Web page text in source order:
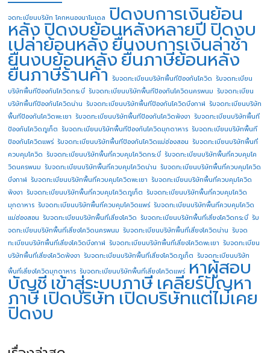
จดทะเบียนบริษัท โคกหนองนาโมเดล ปิดงบการเงินย้อน
หลังปิดงบย้อนหลังหลายปี ปิดงบ
เปล่าย้อนหลังยื่นงบการเงินล่าช้า
ยื่นงบย้อนหลังยื่นภาษีย้อนหลัง
ยื่นภาษีร้านค้า รับจดทะเบียนบริษัทพื้นทีป้องกันโควิด รับจดทะเบียน
บริษัทพื้นทีป้องกันโควิดกระบี่ รับจดทะเบียนบริษัทพื้นทีป้องกันโควิดนครพนม รับจดทะเบียน
บริษัทพื้นทีป้องกันโควิดน่าน รับจดทะเบียนบริษัทพื้นทีป้องกันโควิดบึงกาฬ รับจดทะเบียนบริษัท
พื้นทีป้องกันโควิดพะเยา รับจดทะเบียนบริษัทพื้นทีป้องกันโควิดพังงา รับจดทะเบียนบริษัทพื้นที
ป้องกันโควิดภูเก็ต รับจดทะเบียนบริษัทพื้นทีป้องกันโควิดมุกดาหาร รับจดทะเบียนบริษัทพื้นที
ป้องกันโควิดแพร่ รับจดทะเบียนบริษัทพื้นทีป้องกันโควิดแม่ฮ่องสอน รับจดทะเบียนบริษัทพื้นที่
ควบคุมโควิด รับจดทะเบียนบริษัทพื้นที่ควบคุมโควิดกระบี่ รับจดทะเบียนบริษัทพื้นที่ควบคุมโค
วิดนครพนม รับจดทะเบียนบริษัทพื้นที่ควบคุมโควิดน่าน รับจดทะเบียนบริษัทพื้นที่ควบคุมโควิด
บึงกาฬ รับจดทะเบียนบริษัทพื้นที่ควบคุมโควิดพะเยา รับจดทะเบียนบริษัทพื้นที่ควบคุมโควิด
พังงา รับจดทะเบียนบริษัทพื้นที่ควบคุมโควิดภูเก็ต รับจดทะเบียนบริษัทพื้นที่ควบคุมโควิด
มุกดาหาร รับจดทะเบียนบริษัทพื้นที่ควบคุมโควิดแพร่ รับจดทะเบียนบริษัทพื้นที่ควบคุมโควิด
แม่ฮ่องสอน รับจดทะเบียนบริษัทพื้นที่เสี่ยงโควิด รับจดทะเบียนบริษัทพื้นที่เสี่ยงโควิดกระบี่ รับ
จดทะเบียนบริษัทพื้นที่เสี่ยงโควิดนครพนม รับจดทะเบียนบริษัทพื้นที่เสี่ยงโควิดน่าน รับจด
ทะเบียนบริษัทพื้นที่เสี่ยงโควิดบึงกาฬ รับจดทะเบียนบริษัทพื้นที่เสี่ยงโควิดพะเยา รับจดทะเบียน
บริษัทพื้นที่เสี่ยงโควิดพังงา รับจดทะเบียนบริษัทพื้นที่เสี่ยงโควิดภูเก็ต รับจดทะเบียนบริษัท
พื้นที่เสี่ยงโควิดมุกดาหาร รับจดทะเบียนบริษัทพื้นที่เสี่ยงโควิดแพร่ หาผู้สอบ
บัญชี เข้าสู่ระบบภาษี เคลียร์ปัญหา
ภาษีเปิดบริษัทเปิดบริษัทแต่ไม่เคย
ปิดงบ